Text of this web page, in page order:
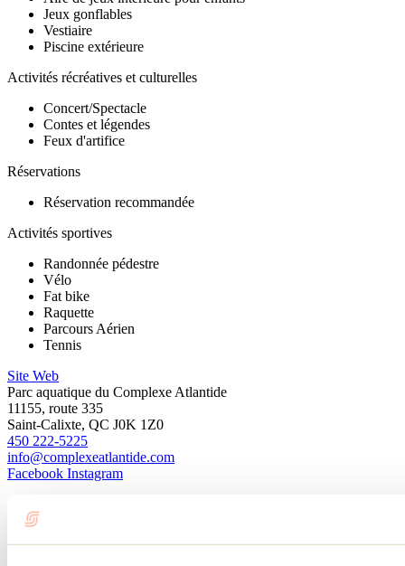
Jeux gonflables
Vestiaire
Piscine extérieure
Activités récréatives et culturelles
Concert/Spectacle
Contes et légendes
Feux d'artifice
Réservations
Réservation recommandée
Activités sportives
Randonnée pédestre
Vélo
Fat bike
Raquette
Parcours Aérien
Tennis
Site Web
Parc aquatique du Complexe Atlantide
11155, route 335
Saint-Calixte, QC J0K 1Z0
450 222-5225
info@complexeatlantide.com
Facebook Instagram